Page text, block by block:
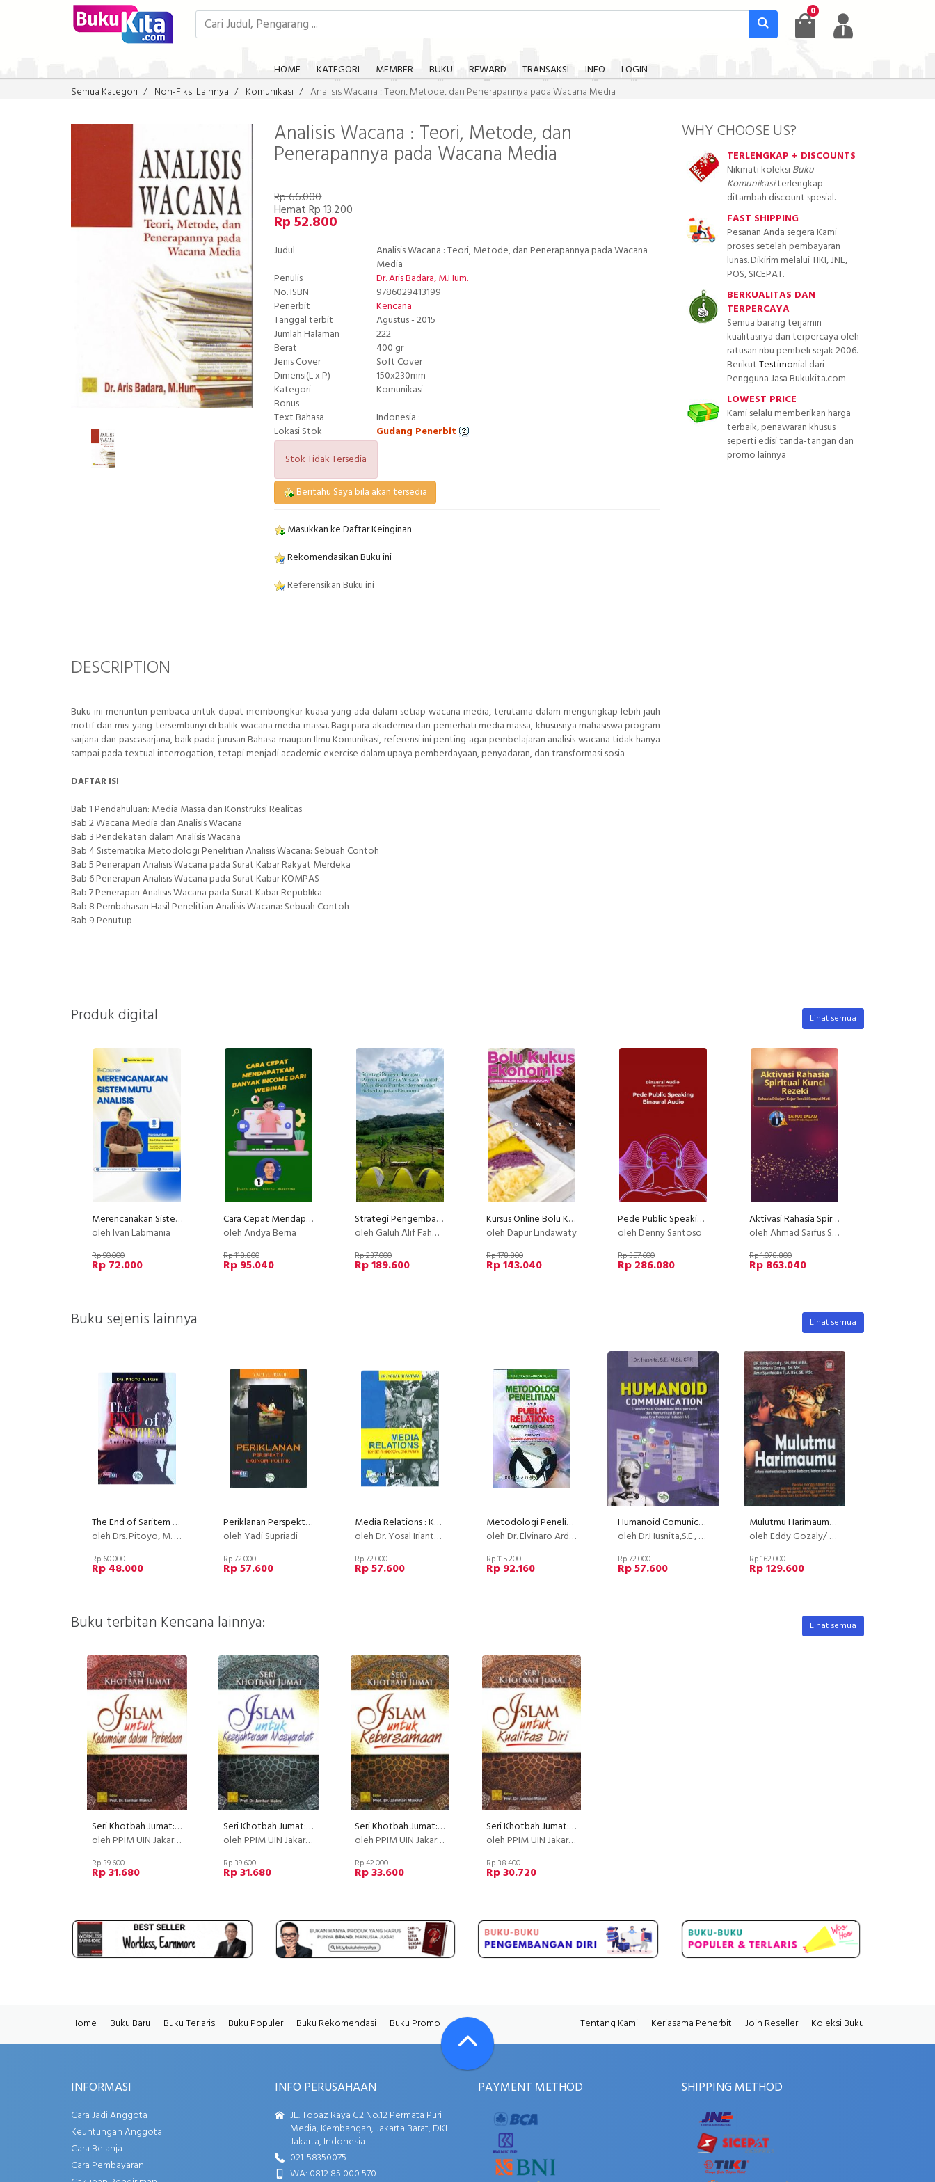
0
HOME KATEGORI MEMBER BUKU REWARD TRANSAKSI INFO
LOGIN
Semua Kategori
Non-Fiksi Lainnya Komunikasi Analisis Wacana : Teori, Metode, dan Penerapannya pada Wacana Media
Analisis Wacana : Teori, Metode, dan
Penerapannya pada Wacana Media
Rp 66.000
Hemat Rp 13.200
Rp 52.800
Judul
Analisis Wacana : Teori, Metode, dan Penerapannya pada Wacana
Media
Penulis
Dr. Aris Badara, M.Hum.
No. ISBN
9786029413199
Penerbit
Kencana
Tanggal terbit
Agustus - 2015
Jumlah Halaman
222
Berat
400 gr
Jenis Cover
Soft Cover
Dimensi(L x P)
150x230mm
Kategori
Komunikasi
Bonus
-
Text Bahasa
Indonesia ·
Lokasi Stok
Gudang Penerbit
Stok Tidak Tersedia
Beritahu Saya bila akan tersedia
Masukkan ke Daftar Keinginan
Rekomendasikan Buku ini
Referensikan Buku ini
DESCRIPTION
Buku ini menuntun pembaca untuk dapat membongkar kuasa yang ada dalam setiap wacana media, terutama dalam mengungkap lebih jauh
motif dan misi yang tersembunyi di balik wacana media massa. Bagi para akademisi dan pemerhati media massa, khususnya mahasiswa program
sarjana dan pascasarjana, baik pada jurusan Bahasa maupun Ilmu Komunikasi, referensi ini penting agar pembelajaran analisis wacana tidak hanya
sampai pada textual interrogation, tetapi menjadi academic exercise dalam upaya pemberdayaan, penyadaran, dan transformasi sosia
DAFTAR ISI
Bab 1 Pendahuluan: Media Massa dan Konstruksi Realitas
Bab 2 Wacana Media dan Analisis Wacana
Bab 3 Pendekatan dalam Analisis Wacana
Bab 4 Sistematika Metodologi Penelitian Analisis Wacana: Sebuah Contoh
Bab 5 Penerapan Analisis Wacana pada Surat Kabar Rakyat Merdeka
Bab 6 Penerapan Analisis Wacana pada Surat Kabar KOMPAS
Bab 7 Penerapan Analisis Wacana pada Surat Kabar Republika
Bab 8 Pembahasan Hasil Penelitian Analisis Wacana: Sebuah Contoh
Bab 9 Penutup
WHY CHOOSE US?
TERLENGKAP + DISCOUNTS
Nikmati koleksiBuku
Komunikasiterlengkap
ditambah discount spesial.
FAST SHIPPING
Pesanan Anda segera Kami
proses setelah pembayaran
lunas. Dikirim melalui TIKI, JNE,
POS, SICEPAT.
BERKUALITAS DAN
TERPERCAYA
Semua barang terjamin
kualitasnya dan terpercaya oleh
ratusan ribu pembeli sejak 2006.
BerikutTestimonial dari
Pengguna Jasa Bukukita.com
LOWEST PRICE
Kami selalu memberikan harga
terbaik, penawaran khusus
seperti edisi tanda-tangan dan
promo lainnya
Produk digital Lihat semua
Merencanakan Sistem Mutu Analisis
oleh Ivan Labmania
Rp 90.000
Rp 72.000
Cara Cepat Mendapatkan Banyak Income dari Webinar
oleh Andya Berna
Rp 118.800
Rp 95.040
Strategi Pengembangan Desa Wisata Tinalah Wujudkan Pemberdayaan & Keberlanjutan Ekonomi
oleh Galuh Alif Fahmi Rizki
Rp 237.000
Rp 189.600
Kursus Online Bolu Kukus Ekonomis Dapur Lindawaty PU
oleh Dapur Lindawaty
Rp 178.800
Rp 143.040
Pede Public Speaking Binaural Audio
oleh Denny Santoso
Rp 357.600
Rp 286.080
Aktivasi Rahasia Spiritual Kunci Rezeki
oleh Ahmad Saifus Salam
Rp 1.078.800
Rp 863.040
Buku sejenis lainnya Lihat semua
The End of Saritem - Studi Komunikasi Politik
oleh Drs. Pitoyo, M. Ikom
Rp 60.000
Rp 48.000
Periklanan Perspektif Ekonomi Politik
oleh Yadi Supriadi
Rp 72.000
Rp 57.600
Media Relations : Konsep, Pendekatan, dan Praktik
oleh Dr. Yosal Iriantara
Rp 72.000
Rp 57.600
Metodologi Penelitian untuk Public Relations - Kuantitatif dan Kualitatif
oleh Dr. Elvinaro Ardianto, M.Si
Rp 115.200
Rp 92.160
Humanoid Comunication
oleh Dr.Husnita,S.E., M.Si., CPR
Rp 72.000
Rp 57.600
Mulutmu Harimaumu Antara Manfaat/Bahaya dalam Berbicara, Makan dan Minum
oleh Eddy Gozaly/ Nefa Rosna Gozaly/ Amir Sjarifoedin
Rp 162.000
Rp 129.600
Buku terbitan Kencana lainnya: Lihat semua
Seri Khotbah Jumat: Islam Untuk Kedamaian Dalam Perbedaan (Disc 50%)
oleh PPIM UIN Jakarta
Rp 39.600
Rp 31.680
Seri Khotbah Jumat: Islam Untuk Kesejahteraan Masyarakat (Disc 50%)
oleh PPIM UIN Jakarta
Rp 39.600
Rp 31.680
Seri Khotbah Jumat: Islam Untuk Kebersamaan (Disc 50%)
oleh PPIM UIN Jakarta
Rp 42.000
Rp 33.600
Seri Khotbah Jumat: Islam Untuk Kualitas Diri (Disc 50%)
oleh PPIM UIN Jakarta
Rp 38.400
Rp 30.720
Home Buku Baru Buku Terlaris Buku Populer Buku Rekomendasi Buku Promo Tentang Kami Kerjasama Penerbit Join Reseller Koleksi Buku
INFORMASI
Cara Jadi Anggota
Keuntungan Anggota
Cara Belanja
Cara Pembayaran
INFO PERUSAHAAN
JL. Topaz Raya C2 No.12 Permata Puri
Media, Kembangan, Jakarta Barat, DKI
Jakarta, Indonesia
021-58350075
WA: 0812 85 000 570
PAYMENT METHOD SHIPPING METHOD